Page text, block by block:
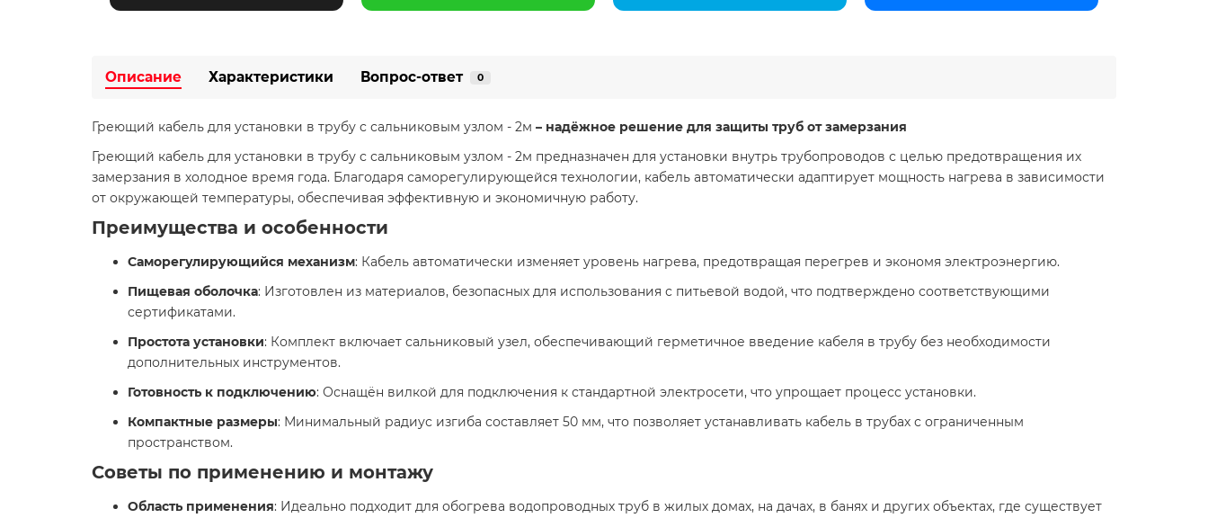
Описание Характеристики Вопрос-ответ 0
Греющий кабель для установки в трубу с сальниковым узлом - 2м – надёжное решение для защиты труб от замерзания
Греющий кабель для установки в трубу с сальниковым узлом - 2м предназначен для установки внутрь трубопроводов с целью предотвращения их
замерзания в холодное время года. Благодаря саморегулирующейся технологии, кабель автоматически адаптирует мощность нагрева в зависимости
от окружающей температуры, обеспечивая эффективную и экономичную работу.​
Преимущества и особенности
Саморегулирующийся механизм: Кабель автоматически изменяет уровень нагрева, предотвращая перегрев и экономя электроэнергию.​
Пищевая оболочка: Изготовлен из материалов, безопасных для использования с питьевой водой, что подтверждено соответствующими
сертификатами.​
Простота установки: Комплект включает сальниковый узел, обеспечивающий герметичное введение кабеля в трубу без необходимости
дополнительных инструментов.​
Готовность к подключению: Оснащён вилкой для подключения к стандартной электросети, что упрощает процесс установки.​
Компактные размеры: Минимальный радиус изгиба составляет 50 мм, что позволяет устанавливать кабель в трубах с ограниченным
пространством.​
Советы по применению и монтажу
Область применения: Идеально подходит для обогрева водопроводных труб в жилых домах, на дачах, в банях и других объектах, где существует